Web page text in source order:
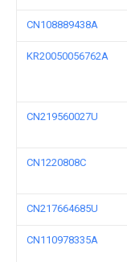
CN108889438A
KR20050056762A
CN219560027U
CN1220808C
CN217664685U
CN110978335A